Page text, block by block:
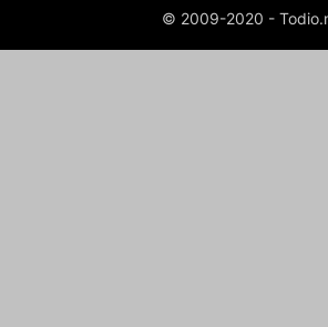
© 2009-2020 -